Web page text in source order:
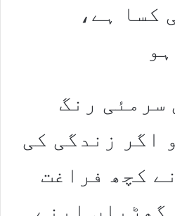
کسا ہے،
سرمئی رنگ
اگر زندگی کی
کچھ فراغت
گھڑیاں اپنے